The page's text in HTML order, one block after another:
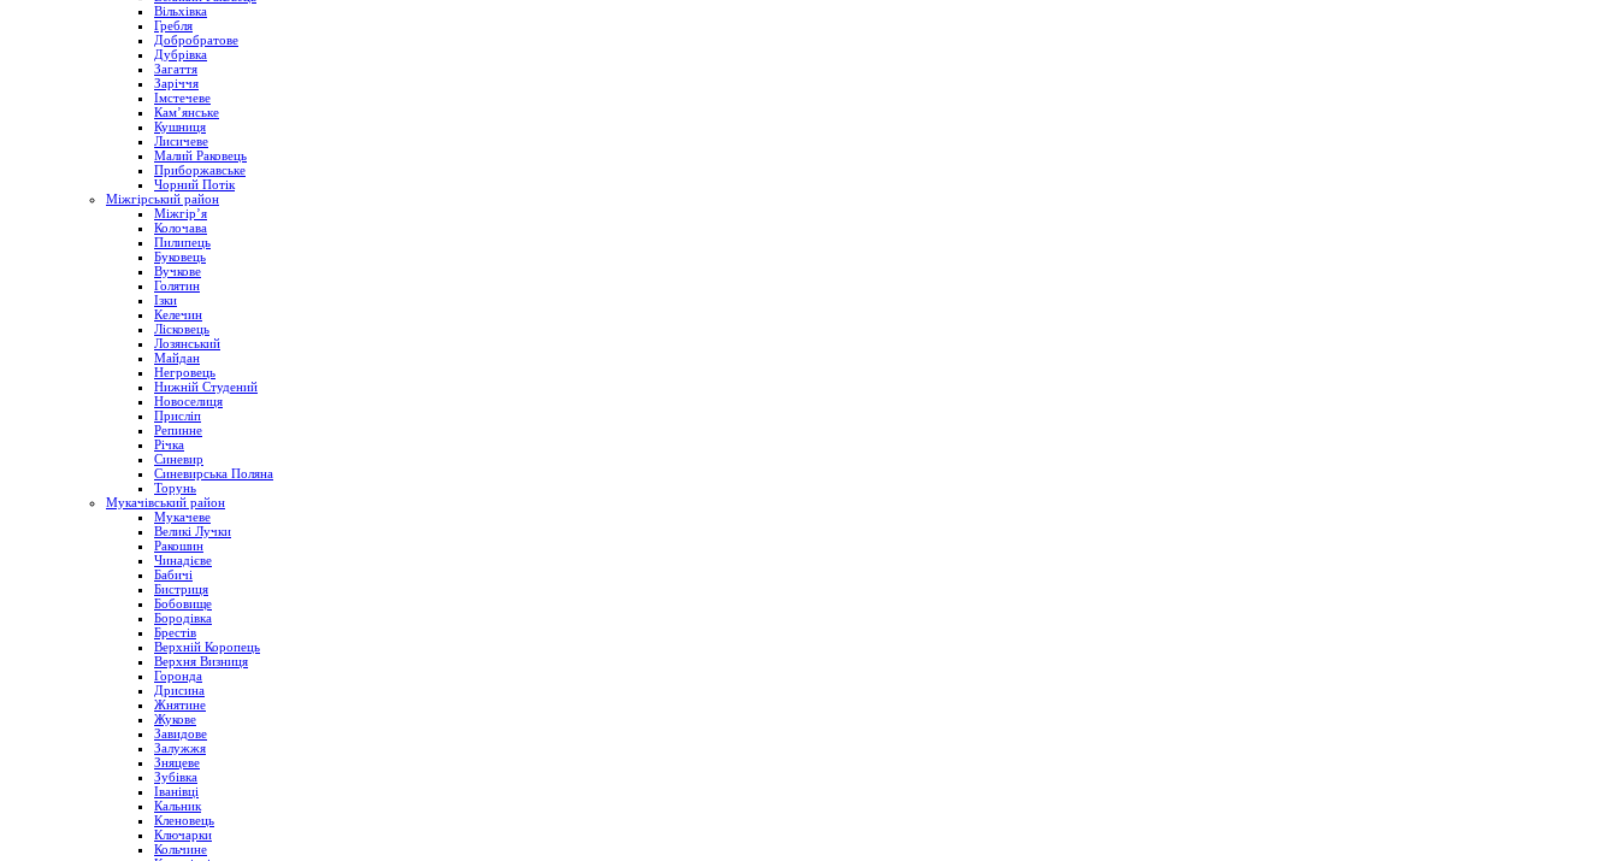
Вільхівка
Гребля
Добробратове
Дубрівка
Загаття
Заріччя
Імстечеве
Кам’янське
Кушниця
Лисичеве
Малий Раковець
Приборжавське
Чорний Потік
Міжгірський район
Міжгір’я
Колочава
Пилипець
Буковець
Вучкове
Голятин
Ізки
Келечин
Лісковець
Лозянський
Майдан
Негровець
Нижній Студений
Новоселиця
Присліп
Репинне
Річка
Синевир
Синевирська Поляна
Торунь
Мукачівський район
Мукачеве
Великі Лучки
Ракошин
Чинадієве
Бабичі
Бистриця
Бобовище
Бородівка
Брестів
Верхній Коропець
Верхня Визниця
Горонда
Дрисина
Жнятине
Жукове
Завидове
Залужжя
Зняцеве
Зубівка
Іванівці
Кальник
Кленовець
Ключарки
Кольчине